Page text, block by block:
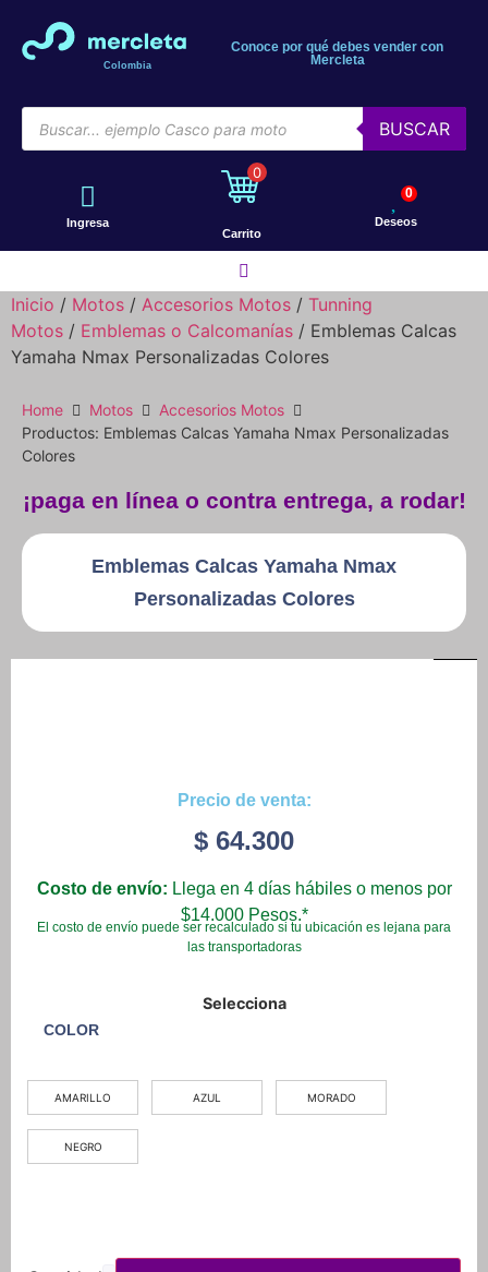
Colombia
Conoce por qué debes vender con
Mercleta
BUSCAR
Ingresa
0
Carrito
Deseos
0
Motos
Bicicletas
Patinetas
Quiero Vender
Inicio / Motos / Accesorios Motos / Tunning
Motos / Emblemas o Calcomanías / Emblemas Calcas
Yamaha Nmax Personalizadas Colores
Home Motos
Accesorios Motos
Productos: Emblemas Calcas Yamaha Nmax Personalizadas
Colores
¡paga en línea o contra entrega, a rodar!
Emblemas Calcas Yamaha Nmax
Personalizadas Colores
Precio de venta:
$ 64.300
Costo de envío: Llega en 4 días hábiles o menos por
$14.000 Pesos.*
El costo de envío puede ser recalculado si tu ubicación es lejana para
las transportadoras
COLOR
AMARILLO AZUL MORADO
NEGRO